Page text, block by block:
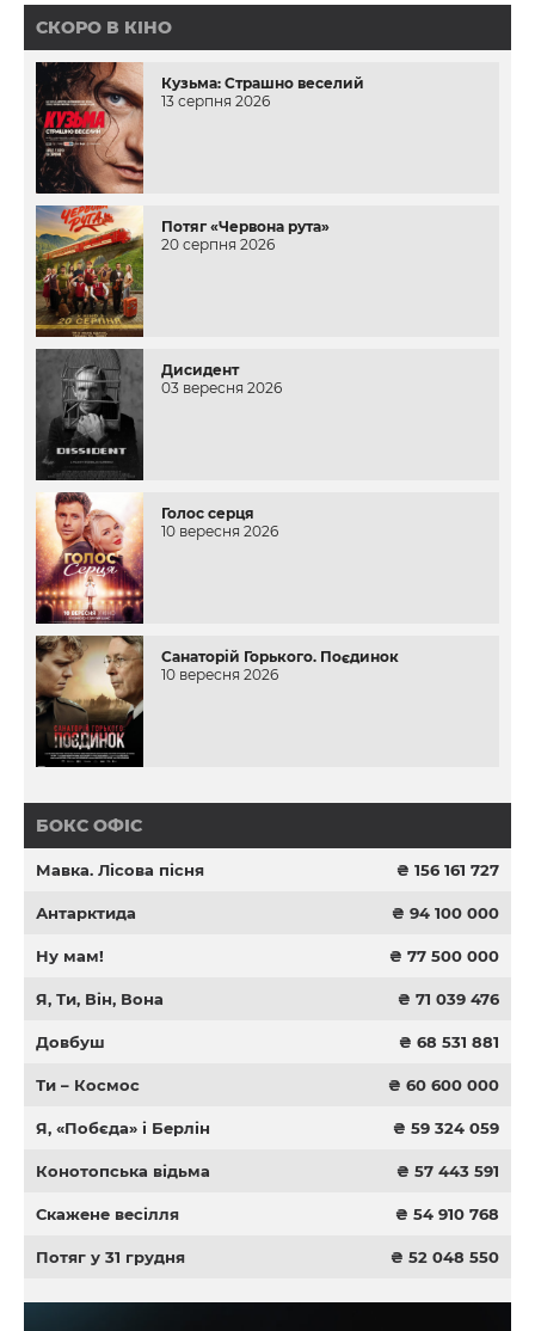
СКОРО В КІНО
Кузьма: Страшно веселий
13 серпня 2026
Потяг «Червона рута»
20 серпня 2026
Дисидент
03 вересня 2026
Голос серця
10 вересня 2026
Санаторій Горького. Поєдинок
10 вересня 2026
БОКС ОФІС
Мавка. Лісова пісня ₴ 156 161 727
Антарктида ₴ 94 100 000
Ну мам! ₴ 77 500 000
Я, Ти, Він, Вона ₴ 71 039 476
Довбуш ₴ 68 531 881
Ти – Космос ₴ 60 600 000
Я, «Побєда» і Берлін ₴ 59 324 059
Конотопська відьма ₴ 57 443 591
Скажене весілля ₴ 54 910 768
Потяг у 31 грудня ₴ 52 048 550